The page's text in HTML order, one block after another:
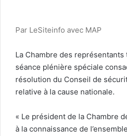
Par LeSiteinfo avec MAP
La Chambre des
séance plénière spéciale
résolution du Conseil de
relative à la cause nationale.
« Le président de la Chambre
à la connaissance de